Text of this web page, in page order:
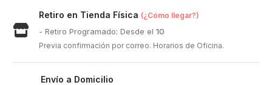
Retiro en Tienda Física (¿Cómo llegar?)
- Retiro Programado: Desde el10
Previa confirmación por correo. Horarios de Oficina.
Envío a Domicilio